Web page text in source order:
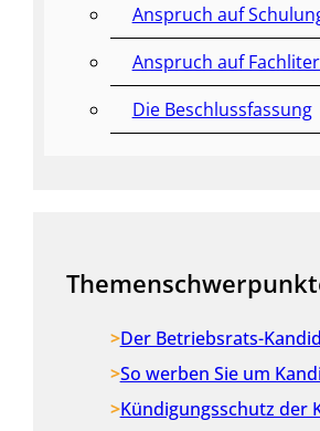
Anspruch auf
Anspruch auf
Die Beschlussfassung
Der Betriebsrats-
So werben Sie um
Kündigungsschutz der